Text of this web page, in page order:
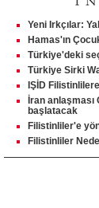
Yeni Irkçılar:
Hamas'ın
Türkiye'deki
Türkiye Sirki
IŞİD
İran
başlatacak
Filistinliler'e
Filistinliler